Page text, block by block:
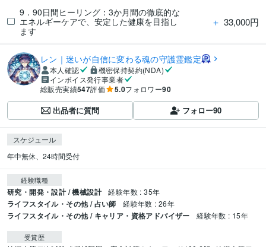
9．90日間ヒーリング：3か月間の徹底的な
エネルギーケアで、安定した健康を目指し
ます
＋ 33,000円
レン｜迷いが自信に変わる魂の守護霊鑑定
本人確認
機密保持契約(NDA)
インボイス発行事業者
総販売実績547評価 5.0フォロワー90
出品者に質問 フォロー90
スケジュール
年中無休、24時間受付
経験職種
研究・開発・設計 / 機械設計 経験年数 : 35年
ライフスタイル・その他 / 占い師 経験年数 : 26年
ライフスタイル・その他 / キャリア・資格アドバイザー 経験年数 : 15年
受賞歴